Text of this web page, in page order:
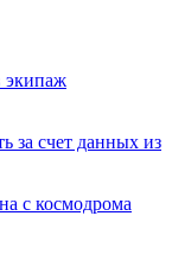
экипаж
за счет данных из
с космодрома